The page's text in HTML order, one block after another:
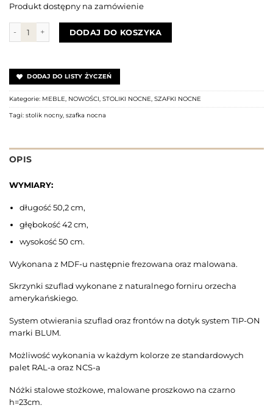
Produkt dostępny na zamówienie
ilość Szafka nocna MIRKA 50DODAJ DO KOSZYKA
DODAJ DO LISTY ŻYCZEŃ
Kategorie: MEBLE, NOWOŚCI, STOLIKI NOCNE, SZAFKI NOCNE
Tagi: stolik nocny, szafka nocna
OPIS
WYMIARY:
długość 50,2 cm,
głębokość 42 cm,
wysokość 50 cm.
Wykonana z MDF-u następnie frezowana oraz malowana.
Skrzynki szuflad wykonane z naturalnego forniru orzecha
amerykańskiego.
System otwierania szuflad oraz frontów na dotyk system TIP-ON
marki BLUM.
Możliwość wykonania w każdym kolorze ze standardowych
palet RAL-a oraz NCS-a
Nóżki stalowe stożkowe, malowane proszkowo na czarno
h=23cm.